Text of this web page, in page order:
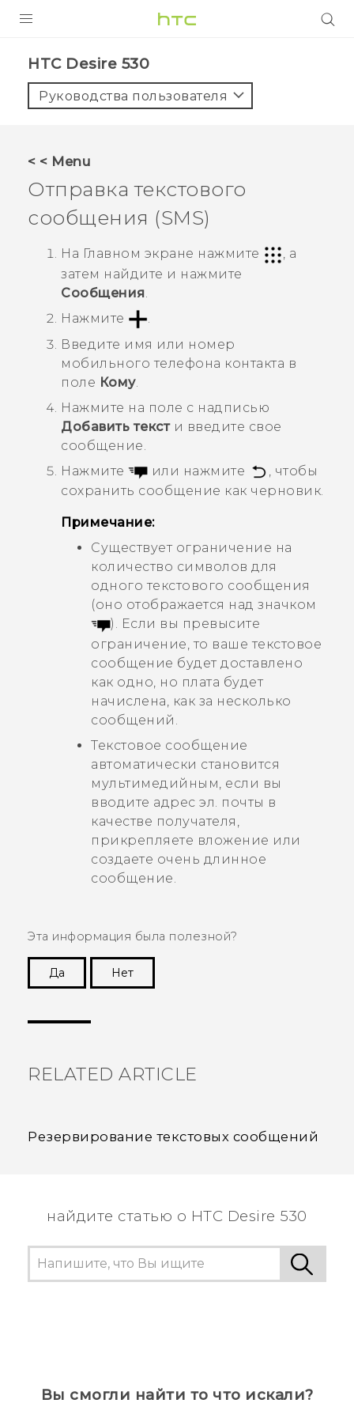
5G
VIVERSE
ПОДДЕРЖКА
HTC Desire 530‎
Руководства пользователя
< < Menu
Отправка текстового
сообщения (SMS)
На Главном экране нажмите
, а
затем найдите и нажмите
Сообщения
Нажмите
Введите имя или номер
мобильного телефона контакта в
поле Кому.
Нажмите на поле с надписью
Добавить тексти введите свое
сообщение.
Нажмите
или нажмите
, чтобы
сохранить сообщение как черновик.
Примечание:
Существует ограничение на
количество символов для
одного текстового сообщения
(оно отображается над значком
). Если вы превысите
ограничение, то ваше текстовое
сообщение будет доставлено
как одно, но плата будет
начислена, как за несколько
сообщений.
Текстовое сообщение
автоматически становится
мультимедийным, если вы
вводите адрес эл. почты в
качестве получателя,
прикрепляете вложение или
создаете очень длинное
сообщение.
Эта информация была полезной?
Да
Нет
RELATED ARTICLE
Резервирование текстовых сообщений
найдите статью о HTC Desire 530
Вы смогли найти то что искали?